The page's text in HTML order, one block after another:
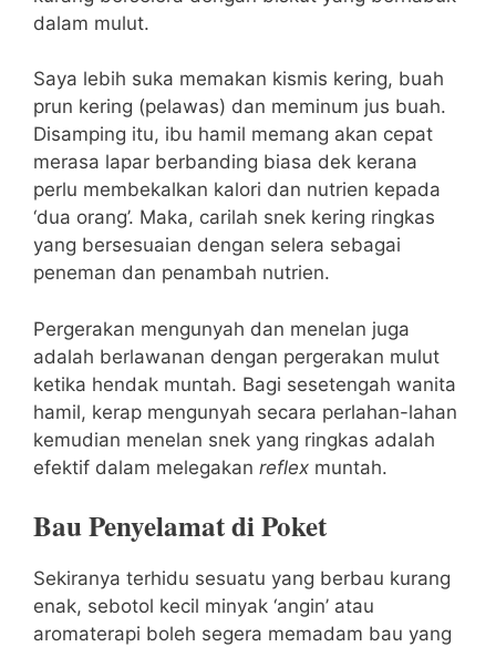
dalam mulut.
Saya lebih suka memakan kismis kering, buah
prun kering (pelawas) dan meminum jus buah.
Disamping itu, ibu hamil memang akan cepat
merasa lapar berbanding biasa dek kerana
perlu membekalkan kalori dan nutrien kepada
‘dua orang’. Maka, carilah snek kering ringkas
yang bersesuaian dengan selera sebagai
peneman dan penambah nutrien.
Pergerakan mengunyah dan menelan juga
adalah berlawanan dengan pergerakan mulut
ketika hendak muntah. Bagi sesetengah wanita
hamil, kerap mengunyah secara perlahan-lahan
kemudian menelan snek yang ringkas adalah
efektif dalam melegakan reflex muntah.
Bau Penyelamat di Poket
Sekiranya terhidu sesuatu yang berbau kurang
enak, sebotol kecil minyak ‘angin’ atau
aromaterapi boleh segera memadam bau yang